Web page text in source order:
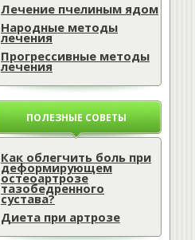
Лечение пчелиным ядом
Народные методы
лечения
Прогрессивные методы
лечения
ПОЛЕЗНЫЕ СОВЕТЫ
Как облегчить боль при
деформирующем
остеоартрозе
тазобедренного
сустава?
Диета при артрозе